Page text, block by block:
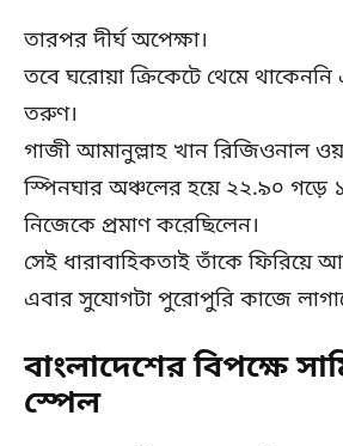
তারপর দীর্ঘ অপেক্ষা।
তবে ঘরোয়া ক্রিকেটে থেমে
তরুণ।
গাজী আমানুল্লাহ খান রিজিওনাল
স্পিনঘার অঞ্চলের হয়ে ২২.৯০ গড়ে
নিজেকে প্রমাণ করেছিলেন।
সেই ধারাবাহিকতাই তাঁকে ফিরিয়ে
এবার সুযোগটা পুরোপুরি কাজে
বাংলাদেশের বিপক্ষে
স্পেল